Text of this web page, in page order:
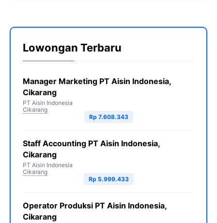
Lowongan Terbaru
Manager Marketing PT Aisin Indonesia,
Cikarang
PT Aisin Indonesia
Cikarang
Rp 7.608.343
Staff Accounting PT Aisin Indonesia,
Cikarang
PT Aisin Indonesia
Cikarang
Rp 5.999.433
Operator Produksi PT Aisin Indonesia,
Cikarang